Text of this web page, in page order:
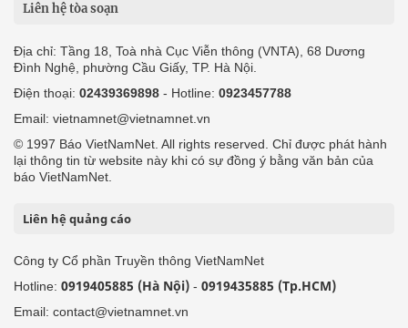
Liên hệ tòa soạn
Địa chỉ: Tầng 18, Toà nhà Cục Viễn thông (VNTA), 68 Dương
Đình Nghệ, phường Cầu Giấy, TP. Hà Nội.
Điện thoại: 02439369898 - Hotline: 0923457788
Email: vietnamnet@vietnamnet.vn
© 1997 Báo VietNamNet. All rights reserved. Chỉ được phát hành
lại thông tin từ website này khi có sự đồng ý bằng văn bản của
báo VietNamNet.
Liên hệ quảng cáo
Công ty Cổ phần Truyền thông VietNamNet
Hotline: 0919405885 (Hà Nội) - 0919435885 (Tp.HCM)
Email: contact@vietnamnet.vn